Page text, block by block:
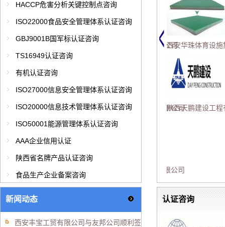
HACCP危害分析关键控制点咨询
ISO22000食品安全管理体系认证咨询
GBJ9001B国军标认证咨询
TS16949认证咨询
有机认证咨询
ISO27000信息安全管理体系认证咨询
ISO20000信息技术管理体系认证咨询
ISO50001能源管理体系认证咨询
AAA企业信用认证
陕西省名牌产品认证咨询
食品生产企业备案咨询
延川县锦春食品有限公司西安华珠体育设
化科技有限公司陕西科原环保节能科技有限公司宝鸡西北石油机械有限公司陕西天鹏建设工
管理有限公司陕西福万家食品有限公司陕西米阅餐饮管理有限公司
新闻动态
西安丰宝工贸有限公司与友邦公司顺利签约..
认证咨询